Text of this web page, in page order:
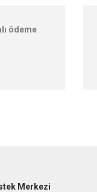
ödeme
Merkezi